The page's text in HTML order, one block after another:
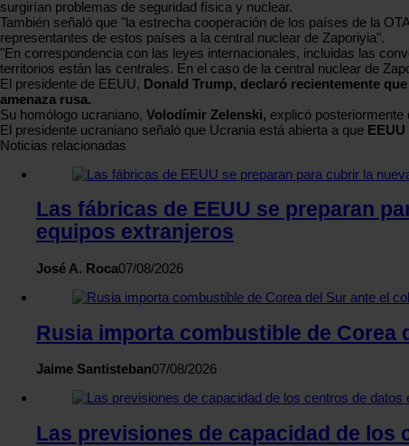
surgirían problemas de seguridad física y nuclear.
También señaló que "la estrecha cooperación de los países de la
representantes de estos países a la central nuclear de Zaporiyia".
"En correspondencia con las leyes internacionales, incluidas las
territorios están las centrales. En el caso de la central nuclear de
El presidente de EEUU, Donald Trump, declaró recientemente
amenaza rusa.
Su homólogo ucraniano, Volodímir Zelenski, explicó
El presidente ucraniano señaló que Ucrania está abierta a que EEUU
Noticias relacionadas
Las fábricas de EEUU se preparan
equipos extranjeros
José A. Roca07/08/2026
Rusia importa combustible de Corea
Jaime Santisteban07/08/2026
Las previsiones de capacidad de los